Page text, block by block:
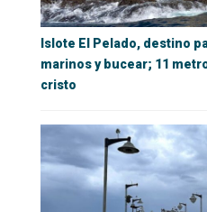
Islote El Pelado, destino
marinos y bucear; 11
cristo